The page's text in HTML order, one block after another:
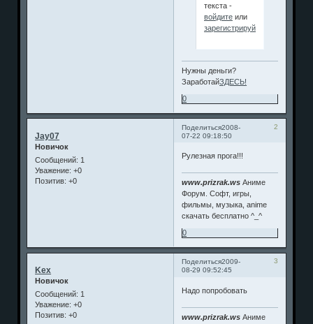
текста -
войдитеили
зарегистрируйтесь
Нужны деньги?
ЗаработайЗДЕСЬ!
0
Поделиться 2
2008-
07-22 09:18:50
Jay07
Новичок
Сообщений: 1
Уважение: +0
Позитив: +0
Рулезная прога!!!
www.prizrak.ws Аниме
Форум. Софт, игры,
фильмы, музыка, anime
скачать бесплатно ^_^
0
Поделиться 3
2009-
08-29 09:52:45
Kex
Новичок
Сообщений: 1
Уважение: +0
Позитив: +0
Надо попробовать
www.prizrak.ws Аниме